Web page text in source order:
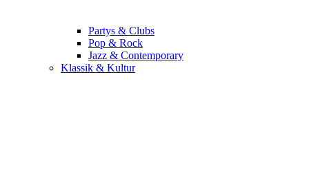
Partys & Clubs
Pop & Rock
Jazz & Contemporary
Klassik & Kultur